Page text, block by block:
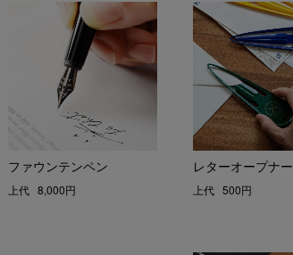
ファウンテンペン
上代 8,000円
レターオープナー
上代 500円